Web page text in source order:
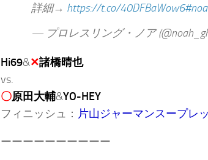
詳細→ https://t.co/40DFBaWow6
— プロレスリング・ノア
Hi69&✕諸橋晴也
vs.
〇原田大輔&YO-HEY
フィニッシュ： 片山ジャーマンスープレ
ーーーーーーーーーー